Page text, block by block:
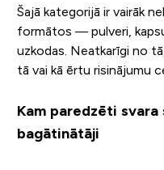
Šajā kategorijā ir vairāk
formātos — pulveri,
uzkodas. Neatkarīgi no
tā vai kā ērtu risinājumu
Kam paredzēti svara
bagātinātāji